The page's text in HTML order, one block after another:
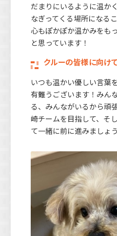
だまりにいるように温か
なぎってくる場所になる
心もぽかぽか温かみをも
と思っています！
クルーの皆様に向け
いつも温かい優しい言葉
有難うございます！みん
る、みんながいるから頑
崎チームを目指して、そ
て一緒に前に進みましょ